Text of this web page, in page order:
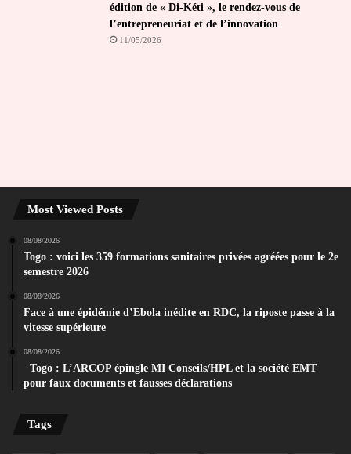
édition de « Di-Kéti », le rendez-vous de
l’entrepreneuriat et de l’innovation
11/05/2026
Most Viewed Posts
08/08/2026
Togo : voici les 359 formations sanitaires privées agréées pour le 2e
semestre 2026
08/08/2026
Face à une épidémie d’Ebola inédite en RDC, la riposte passe à la
vitesse supérieure
08/08/2026
Togo : L’ARCOP épingle MI Conseils/HPL et la société EMT
pour faux documents et fausses déclarations
Tags